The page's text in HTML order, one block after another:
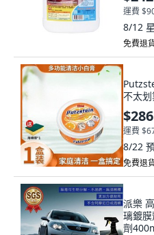
運費
8/12
免費退
不太
$286
運費
8/22
免費退
派樂
璃鍍
劑